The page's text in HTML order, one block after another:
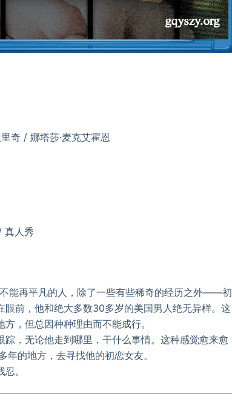
奇 / 娜塔莎·麦克艾霍恩
真人秀
再平凡的人，除了一些有些稀奇的经历之外——初
前，他和绝大多数30多岁的美国男人绝无异样。这
，但总因种种理由而不能成行。
，无论他走到哪里，干什么事情。这种感觉愈来愈
的地方，去寻找他的初恋女友。
。